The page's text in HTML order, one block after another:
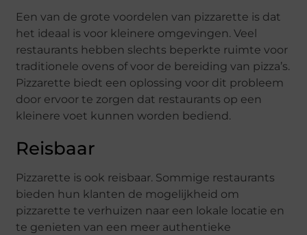
Een van de grote voordelen van pizzarette is dat
het ideaal is voor kleinere omgevingen. Veel
restaurants hebben slechts beperkte ruimte voor
traditionele ovens of voor de bereiding van pizza’s.
Pizzarette biedt een oplossing voor dit probleem
door ervoor te zorgen dat restaurants op een
kleinere voet kunnen worden bediend.
Reisbaar
Pizzarette is ook reisbaar. Sommige restaurants
bieden hun klanten de mogelijkheid om
pizzarette te verhuizen naar een lokale locatie en
te genieten van een meer authentieke